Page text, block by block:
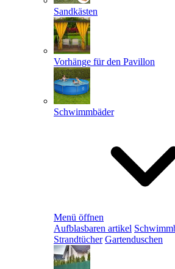
Sandkästen
Vorhänge für den Pavillon
Schwimmbäder
Menü öffnen
Aufblasbaren artikel
Strandtücher Gartenduschen